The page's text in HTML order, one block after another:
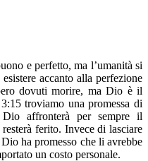
e perfetto, ma l’umanità si
accanto alla perfezione
dovuti morire, ma Dio è il
troviamo una promessa di
affronterà per sempre il
ferito. Invece di lasciare
ha promesso che li avrebbe
un costo personale.